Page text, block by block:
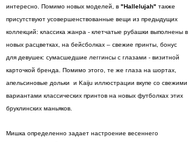
интересно. Помимо новых моделей, в "Hallelujah" также
присутствуют усовершенствованные вещи из предыдущих
коллекций: классика жанра - клетчатые рубашки выполнены в
новых расцветках, на бейсболках – свежие принты, бонус
для девушек: сумасшедшие леггинсы с глазами - визитной
карточкой бренда. Помимо этого, те же глаза на шортах,
апельсиновые дольки и Kaiju иллюстрации вкупе со свежими
вариантами классических принтов на новых футболках этих
бруклинских маньяков.
Мишка определенно задает настроение весеннего